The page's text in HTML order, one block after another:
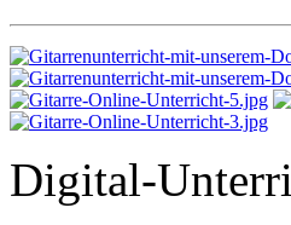
Digital-